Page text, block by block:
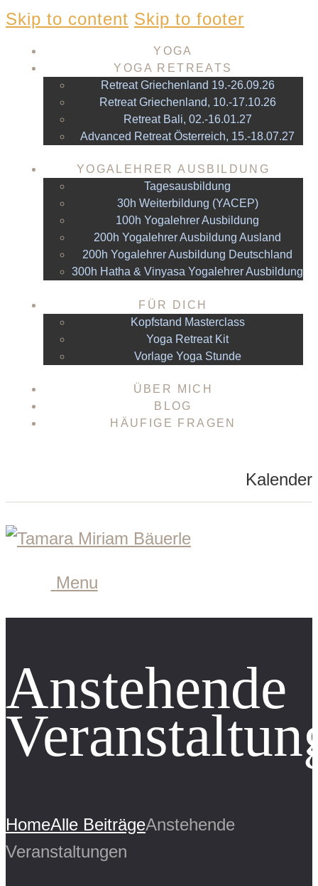
Skip to content Skip to footer
YOGA
YOGA RETREATS
Retreat Griechenland 19.-26.09.26
Retreat Griechenland, 10.-17.10.26
Retreat Bali, 02.-16.01.27
Advanced Retreat Österreich, 15.-18.07.27
YOGALEHRER AUSBILDUNG
Tagesausbildung
30h Weiterbildung (YACEP)
100h Yogalehrer Ausbildung
200h Yogalehrer Ausbildung Ausland
200h Yogalehrer Ausbildung Deutschland
300h Hatha & Vinyasa Yogalehrer Ausbildung
FÜR DICH
Kopfstand Masterclass
Yoga Retreat Kit
Vorlage Yoga Stunde
ÜBER MICH
BLOG
HÄUFIGE FRAGEN
Kalender
Menu
Anstehende
HomeAlle BeiträgeAnstehende
Veranstaltungen